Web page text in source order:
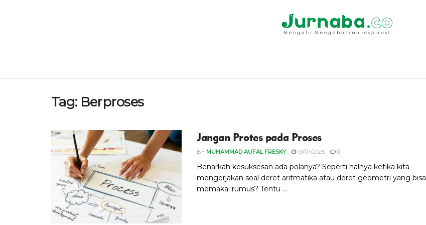
Tag: Berproses
Jangan Protes pada Proses
BY MUHAMMAD AUFAL FRESKY 19/07/2025 0
Benarkah kesuksesan ada polanya? Seperti halnya ketika kita
mengerjakan soal deret aritmatika atau deret geometri yang bisa
memakai rumus? Tentu ...